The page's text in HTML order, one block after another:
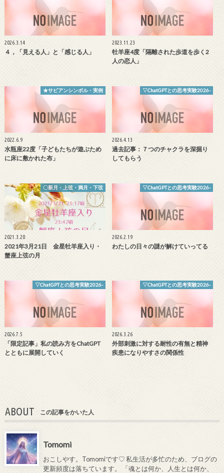
2026.3.14
４，「見える人」と「感じる人」
2023.11.23
牡羊座4度「隔離された歩道を歩く2
人の恋人」
★サビアンシンボル・実例
2022.6.9
水瓶座22度「子どもたちが遊ぶため
に床に敷かれた布」
▽ChatGPTとの思考実験2026-
2026.4.13
過去記事：７つのチャクラを深掘り
してもらう
〇新月・上弦・満月・下弦
2021.3.20
2021年3月21日 金星牡羊座入り・
蟹座上弦の月
▽ChatGPTとの思考実験2026-
2026.2.19
わたしの日々の謎が解けていってる
▽ChatGPTとの思考実験2026-
2026.7.5
「限定記事」私の読み方をChatGPT
とともに展開していく
▽ChatGPTとの思考実験2026-
2026.3.26
外部刺激に対する耐性の有無と精神
疾患になりやすさの関係性
ABOUT この記事をかいた人
Tomomi
おこしやす。Tomomiです♡ 私生活が多忙のため、ブログの
更新頻度は落ちています。 「魂とは何か、人生とは何か、